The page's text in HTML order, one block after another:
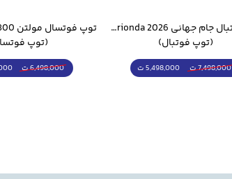
توپ فوتبال جام جهانی 2026 Trionda مشابه اورجینال
(توپ فوتبال)
7,498,000 ت 5,498,000 ت
(توپ
6,498,000 ت